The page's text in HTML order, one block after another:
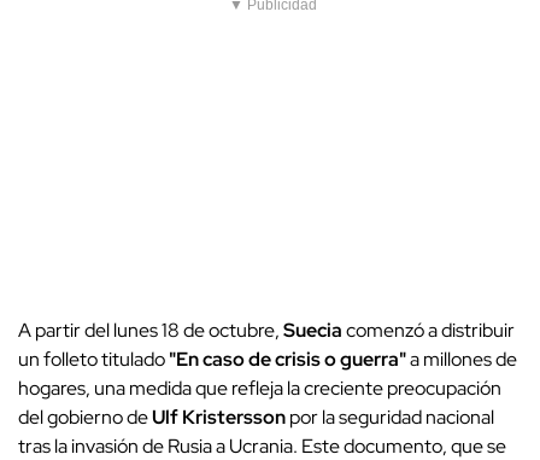
▼ Publicidad
A partir del lunes 18 de octubre,Sueciacomenzó a distribuir
un folleto titulado"En caso de crisis o guerra"a millones de
hogares, una medida que refleja la creciente preocupación
del gobierno deUlf Kristerssonpor la seguridad nacional
tras la invasión de Rusia a Ucrania. Este documento, que se